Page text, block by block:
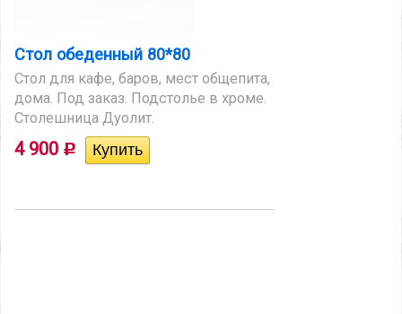
Стол обеденный 80*80
Стол для кафе, баров, мест общепита,
дома. Под заказ. Подстолье в хроме.
Столешница Дуолит.
4 900 Р